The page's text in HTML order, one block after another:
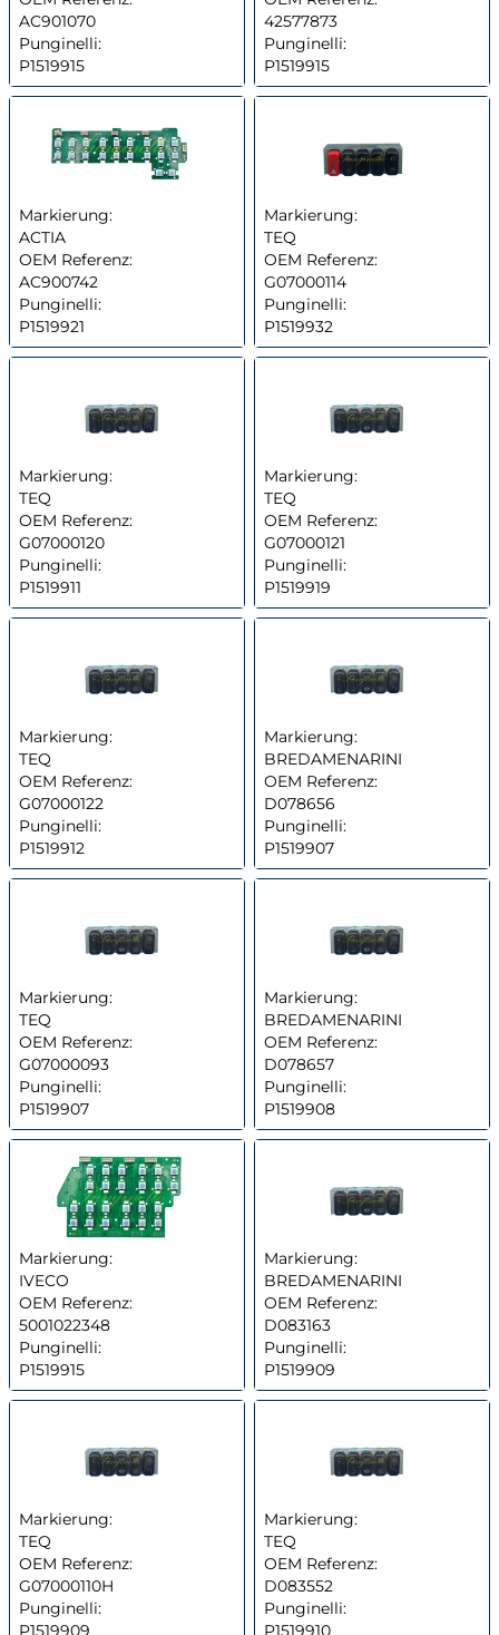
AC901070
Punginelli:
P1519915
42577873
Punginelli:
P1519915
Markierung:
ACTIA
OEM Referenz:
AC900742
Punginelli:
P1519921
Markierung:
TEQ
OEM Referenz:
G07000114
Punginelli:
P1519932
Markierung:
TEQ
OEM Referenz:
G07000120
Punginelli:
P1519911
Markierung:
TEQ
OEM Referenz:
G07000121
Punginelli:
P1519919
Markierung:
TEQ
OEM Referenz:
G07000122
Punginelli:
P1519912
Markierung:
BREDAMENARINI
OEM Referenz:
D078656
Punginelli:
P1519907
Markierung:
TEQ
OEM Referenz:
G07000093
Punginelli:
P1519907
Markierung:
BREDAMENARINI
OEM Referenz:
D078657
Punginelli:
P1519908
Markierung:
IVECO
OEM Referenz:
5001022348
Punginelli:
P1519915
Markierung:
BREDAMENARINI
OEM Referenz:
D083163
Punginelli:
P1519909
Markierung:
TEQ
OEM Referenz:
G07000110H
Punginelli:
P1519909
Markierung:
TEQ
OEM Referenz:
D083552
Punginelli:
P1519910